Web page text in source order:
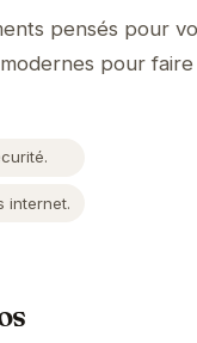
pensés pour
pour
internet.